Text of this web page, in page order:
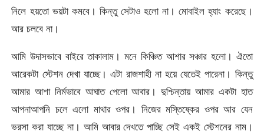
নিলে হয়তো ভয়টা কমবে। কিন্তু সেটাও হলো না। মোবাইল হ্যাং করেছে।
আর চলবে না।
আমি উদাসভাবে বাইরে তাকালাম। মনে কিঞ্চিত আশার সঞ্চার হলো। ঐতো
আরেকটা স্টেশন দেখা যাচ্ছে। এটা রাজশাহী না হয়ে যেতেই পারেনা। কিন্তু
আমার আশা নির্মভাবে আঘাত পেলো আবার। দুশ্চিন্তায় আমার একটা হাত
আপনাআপনি চলে এলো মাথার ওপর। নিজের মস্তিষ্কের ওপর আর যেন
ভরসা করা যাচ্ছে না। আমি আবার দেখতে পাচ্ছি সেই একই স্টেশনের নাম।